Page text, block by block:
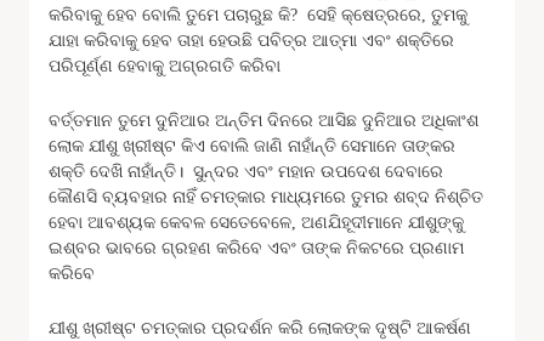
କରିବାକୁ ହେବ ବୋଲି ତୁମେ ପଚାରୁଛ କି? ସେହି କ୍ଷେତ୍ରରେ, ତୁମକୁ
ଯାହା କରିବାକୁ ହେବ ତାହା ହେଉଛି ପବିତ୍ର ଆତ୍ମା ​​ଏବଂ ଶକ୍ତିରେ
ପରିପୂର୍ଣ୍ଣ ହେବାକୁ ଅଗ୍ରଗତି କରିବା
ବର୍ତ୍ତମାନ ତୁମେ ଦୁନିଆର ଅନ୍ତିମ ଦିନରେ ଆସିଛ ଦୁନିଆର ଅଧିକାଂଶ
ଲୋକ ଯୀଶୁ ଖ୍ରୀଷ୍ଟ କିଏ ବୋଲି ଜାଣି ନାହାଁନ୍ତି ସେମାନେ ତାଙ୍କର
ଶକ୍ତି ଦେଖି ନାହାଁନ୍ତି। ସୁନ୍ଦର ଏବଂ ମହାନ ଉପଦେଶ ଦେବାରେ
କୌଣସି ବ୍ୟବହାର ନାହିଁ ଚମତ୍କାର ମାଧ୍ୟମରେ ତୁମର ଶବ୍ଦ ନିଶ୍ଚିତ
ହେବା ଆବଶ୍ୟକ କେବଳ ସେତେବେଳେ, ଅଣଯିହୂଦୀମାନେ ଯୀଶୁଙ୍କୁ
ଇଶ୍ବର ଭାବରେ ଗ୍ରହଣ କରିବେ ଏବଂ ତାଙ୍କ ନିକଟରେ ପ୍ରଣାମ
କରିବେ
ଯୀଶୁ ଖ୍ରୀଷ୍ଟ ଚମତ୍କାର ପ୍ରଦର୍ଶନ କରି ଲୋକଙ୍କ ଦୃଷ୍ଟି ଆକର୍ଷଣ